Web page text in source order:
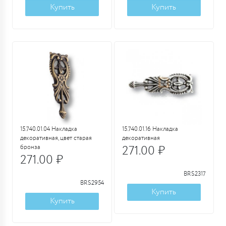
Купить Купить
15.740.01.04 Накладка
декоративная, цвет старая
бронза
271.00 ₽
BRS2954
Купить
15.740.01.16 Накладка
декоративная
271.00 ₽
BRS2317
Купить